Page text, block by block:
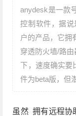
anydesk是一款
控制软件，据说
户的产品，它拥
穿透防火墙/路
下，速度确实要
件为beta版，
虽然 拥有远程协